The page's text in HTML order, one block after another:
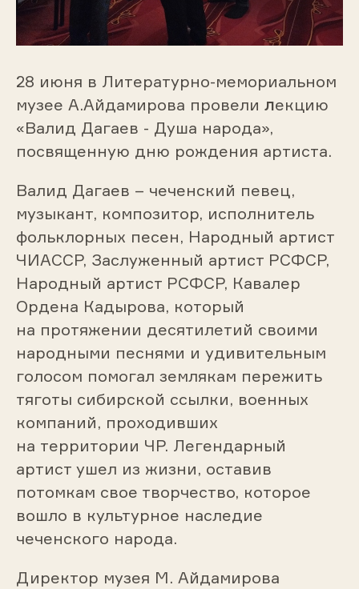
28 июня в Литературно-мемориальном
музее А.Айдамирова провели лекцию
«Валид Дагаев - Душа народа»,
посвященную дню рождения артиста.
Валид Дагаев – чеченский певец,
музыкант, композитор, исполнитель
фольклорных песен, Народный артист
ЧИАССР, Заслуженный артист РСФСР,
Народный артист РСФСР, Кавалер
Ордена Кадырова, который
на протяжении десятилетий своими
народными песнями и удивительным
голосом помогал землякам пережить
тяготы сибирской ссылки, военных
компаний, проходивших
на территории ЧР. Легендарный
артист ушел из жизни, оставив
потомкам свое творчество, которое
вошло в культурное наследие
чеченского народа.
Директор музея М. Айдамирова